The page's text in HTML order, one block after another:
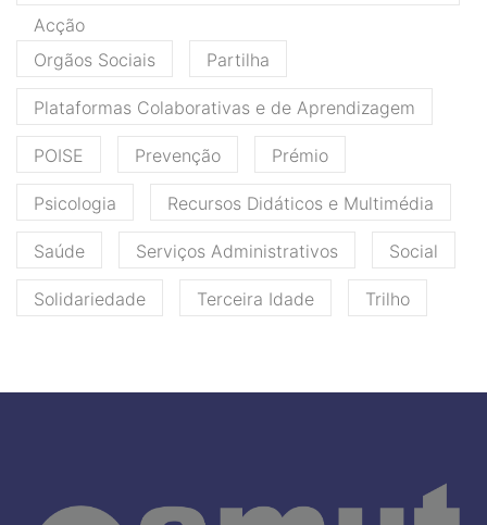
Acção
Orgãos Sociais
Partilha
Plataformas Colaborativas e de Aprendizagem
POISE Prevenção Prémio
Psicologia Recursos Didáticos e Multimédia
Saúde Serviços Administrativos Social
Solidariedade Terceira Idade Trilho